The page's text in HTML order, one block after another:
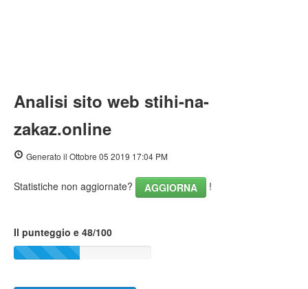
Analisi sito web stihi-na-
zakaz.online
Generato il Ottobre 05 2019 17:04 PM
Statistiche non aggiornate? AGGIORNA !
Il punteggio e 48/100